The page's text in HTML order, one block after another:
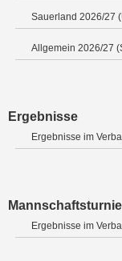
Sauerland 2026/27
Allgemein 2026/27
Ergebnisse
Ergebnisse im
Ergebnisse im